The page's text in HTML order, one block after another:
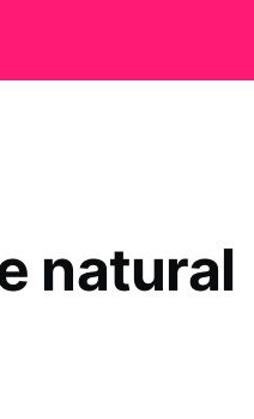
natural